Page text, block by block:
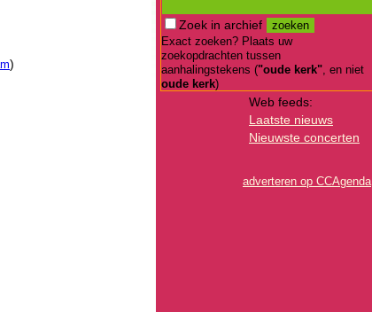
)
Zoek in archief
Exact zoeken? Plaats uw
zoekopdrachten tussen
aanhalingstekens ("oude kerk", en niet
oude kerk)
Web feeds:
Laatste nieuws
Nieuwste concerten
adverteren op CCAgenda